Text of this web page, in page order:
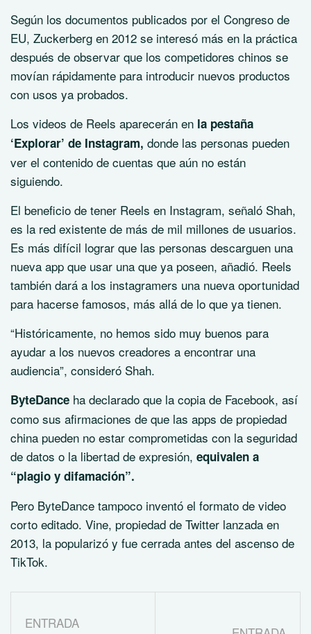
Según los documentos publicados por el Congreso de
EU, Zuckerberg en 2012 se interesó más en la práctica
después de observar que los competidores chinos se
movían rápidamente para introducir nuevos productos
con usos ya probados.
Los videos de Reels aparecerán en la pestaña
‘Explorar’ de Instagram, donde las personas pueden
ver el contenido de cuentas que aún no están
siguiendo.
El beneficio de tener Reels en Instagram, señaló Shah,
es la red existente de más de mil millones de usuarios.
Es más difícil lograr que las personas descarguen una
nueva app que usar una que ya poseen, añadió. Reels
también dará a los instagramers una nueva oportunidad
para hacerse famosos, más allá de lo que ya tienen.
“Históricamente, no hemos sido muy buenos para
ayudar a los nuevos creadores a encontrar una
audiencia”, consideró Shah.
ByteDance ha declarado que la copia de Facebook, así
como sus afirmaciones de que las apps de propiedad
china pueden no estar comprometidas con la seguridad
de datos o la libertad de expresión, equivalen a
“plagio y difamación”.
Pero ByteDance tampoco inventó el formato de video
corto editado. Vine, propiedad de Twitter lanzada en
2013, la popularizó y fue cerrada antes del ascenso de
TikTok.
ENTRADA